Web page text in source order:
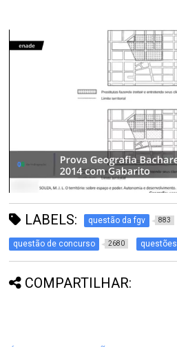
LABELS: questão da fgv 883
questão de concurso 2680 questões
COMPARTILHAR: